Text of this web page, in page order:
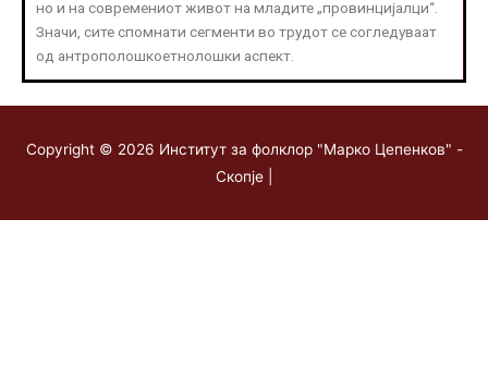
но и на современиот живот на младите „провинцијалци“.
Значи, сите спомнати сегменти во трудот се согледуваат
од антрополошкоетнолошки аспект.
Copyright © 2026 Институт за фолклор "Марко Цепенков" -
Скопје